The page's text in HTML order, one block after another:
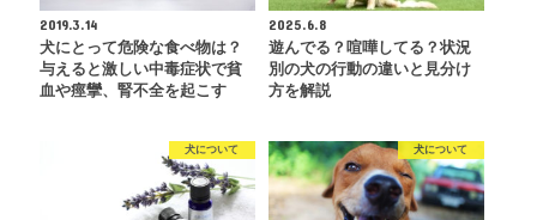
2019.3.14
犬にとって危険な食べ物は？
与えると激しい中毒症状で貧
血や痙攣、腎不全を起こす
2025.6.8
遊んでる？喧嘩してる？状況
別の犬の行動の違いと見分け
方を解説
犬について 犬について